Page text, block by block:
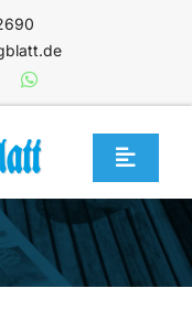
Toggle